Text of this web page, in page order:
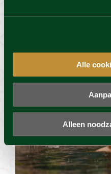
Alle
Alleen
Dit vind je